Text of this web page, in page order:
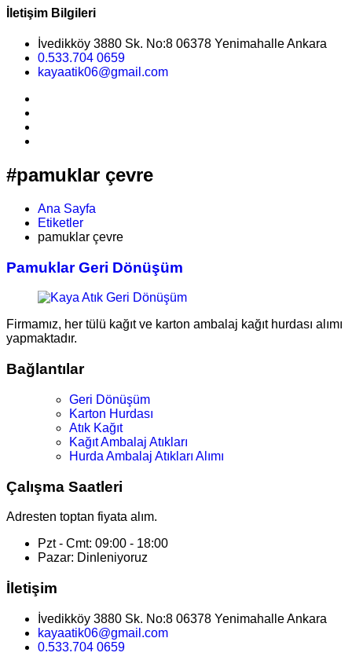
İletişim Bilgileri
İvedikköy 3880 Sk. No:8 06378 Yenimahalle Ankara
0.533.704 0659
kayaatik06@gmail.com
#pamuklar çevre
Ana Sayfa
Etiketler
pamuklar çevre
Pamuklar Geri Dönüşüm
Firmamız, her tülü kağıt ve karton ambalaj kağıt hurdası alımı
yapmaktadır.
Bağlantılar
Geri Dönüşüm
Karton Hurdası
Atık Kağıt
Kağıt Ambalaj Atıkları
Hurda Ambalaj Atıkları Alımı
Çalışma Saatleri
Adresten toptan fiyata alım.
Pzt - Cmt: 09:00 - 18:00
Pazar: Dinleniyoruz
İletişim
İvedikköy 3880 Sk. No:8 06378 Yenimahalle Ankara
kayaatik06@gmail.com
0.533.704 0659